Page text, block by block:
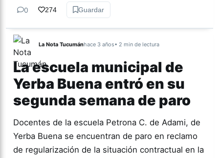
0 274 Guardar
La Nota Tucumánhace 3 años• 2 min de lectura
La escuela municipal de
Yerba Buena entró en su
segunda semana de paro
Docentes de la escuela Petrona C. de Adami, de
Yerba Buena se encuentran de paro en reclamo
de regularización de la situación contractual en la